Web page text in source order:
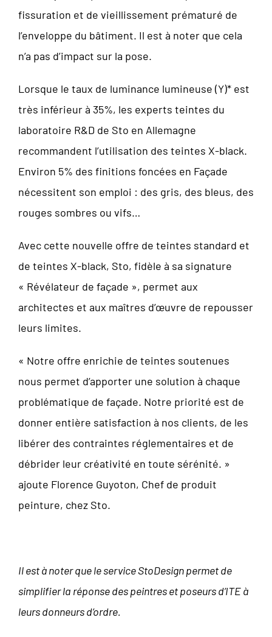
fissuration et de vieillissement prématuré de
l’enveloppe du bâtiment. Il est à noter que cela
n’a pas d’impact sur la pose.
Lorsque le taux de luminance lumineuse (Y)* est
très inférieur à 35%, les experts teintes du
laboratoire R&D de Sto en Allemagne
recommandent l’utilisation des teintes X-black.
Environ 5% des finitions foncées en Façade
nécessitent son emploi : des gris, des bleus, des
rouges sombres ou vifs…
Avec cette nouvelle offre de teintes standard et
de teintes X-black, Sto, fidèle à sa signature
« Révélateur de façade », permet aux
architectes et aux maîtres d’œuvre de repousser
leurs limites.
« Notre offre enrichie de teintes soutenues
nous permet d’apporter une solution à chaque
problématique de façade. Notre priorité est de
donner entière satisfaction à nos clients, de les
libérer des contraintes réglementaires et de
débrider leur créativité en toute sérénité. »
ajoute Florence Guyoton, Chef de produit
peinture, chez Sto.
Il est à noter que le service StoDesign permet de
simplifier la réponse des peintres et poseurs d’ITE à
leurs donneurs d’ordre.